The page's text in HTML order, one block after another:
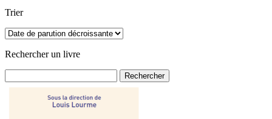
Trier
Rechercher un livre